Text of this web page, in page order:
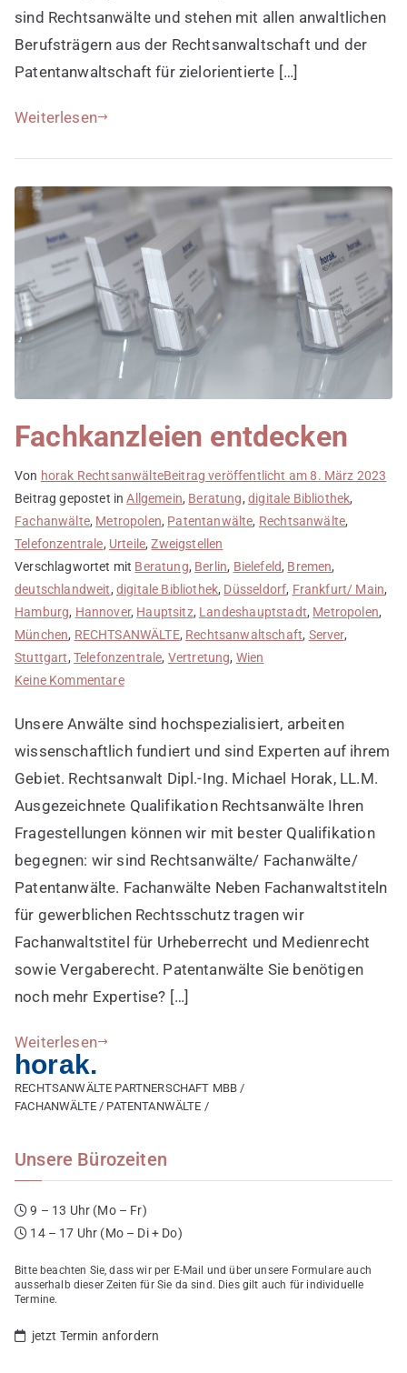
sind Rechtsanwälte und stehen mit allen anwaltlichen
Berufsträgern aus der Rechtsanwaltschaft und der
Patentanwaltschaft für zielorientierte […]
Weiterlesen
Fachkanzleien entdecken
Von horak RechtsanwälteBeitrag veröffentlicht am8. März 2023
Beitrag gepostet inAllgemein, Beratung, digitale Bibliothek,
Fachanwälte, Metropolen, Patentanwälte, Rechtsanwälte,
Telefonzentrale, Urteile,Zweigstellen
Verschlagwortet mit Beratung, Berlin, Bielefeld, Bremen,
deutschlandweit, digitale Bibliothek, Düsseldorf, Frankfurt/ Main,
Hamburg, Hannover, Hauptsitz, Landeshauptstadt, Metropolen,
München, RECHTSANWÄLTE, Rechtsanwaltschaft, Server,
Stuttgart, Telefonzentrale, Vertretung, Wien
Keine Kommentarezu
entdecken
Unsere Anwälte sind hochspezialisiert, arbeiten
wissenschaftlich fundiert und sind Experten auf ihrem
Gebiet. Rechtsanwalt Dipl.-Ing. Michael Horak, LL.M.
Ausgezeichnete Qualifikation Rechtsanwälte Ihren
Fragestellungen können wir mit bester Qualifikation
begegnen: wir sind Rechtsanwälte/ Fachanwälte/
Patentanwälte. Fachanwälte Neben Fachanwaltstiteln
für gewerblichen Rechtsschutz tragen wir
Fachanwaltstitel für Urheberrecht und Medienrecht
sowie Vergaberecht. Patentanwälte Sie benötigen
noch mehr Expertise? […]
Weiterlesen
horak.
RECHTSANWÄLTE PARTNERSCHAFT MBB /
FACHANWÄLTE / PATENTANWÄLTE /
Unsere Bürozeiten
9 – 13 Uhr (Mo – Fr)
14 – 17 Uhr (Mo – Di + Do)
Bitte beachten Sie, dass wir per E-Mail und über unsere Formulare auch
ausserhalb dieser Zeiten für Sie da sind. Dies gilt auch für individuelle
Termine.
jetzt Termin anfordern